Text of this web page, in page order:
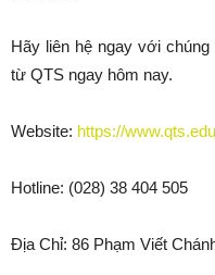
Hãy liên hệ ngay với
từ QTS ngay hôm nay.
Website: https://
Hotline: (028) 38 404 505
Địa Chỉ: 86 Phạm Viết